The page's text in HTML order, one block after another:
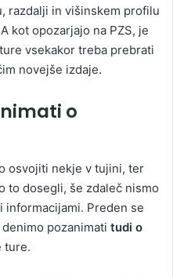
razdalji in višinskem profilu
kot opozarjajo na PZS, je
vsekakor treba prebrati
novejše izdaje.
o
osvojiti nekje v tujini, ter
to dosegli, še zdaleč nismo
Preden se
pozanimati tudi o
ture.